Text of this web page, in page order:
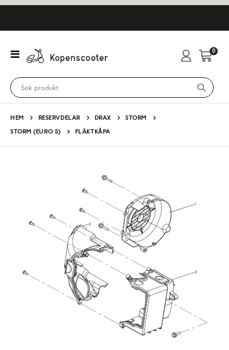
Växla
Nav
Cart
0
HEM RESERVDELAR DRAX
STORM
STORM (EURO 5)
FLÄKTKÅPA